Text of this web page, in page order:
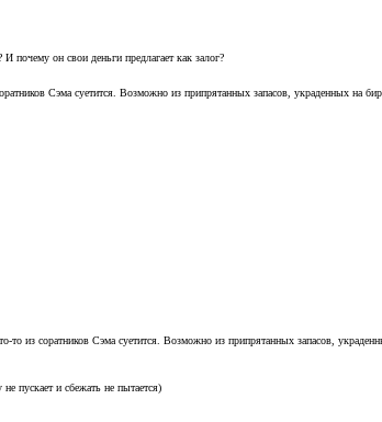
почему он свои деньги предлагает как залог?
Сэма суетится. Возможно из припрятанных запасов, украденных
то из соратников Сэма суетится. Возможно из припрятанных запасов,
пускает и сбежать не пытается)